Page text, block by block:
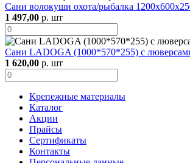
Сани волокуши охота/рыбалка
1 497,00 р. шт
Сани LADOGA (1000*570*255) с
1 620,00 р. шт
Крепежные материалы
Каталог
Акции
Прайсы
Сертификаты
Контакты